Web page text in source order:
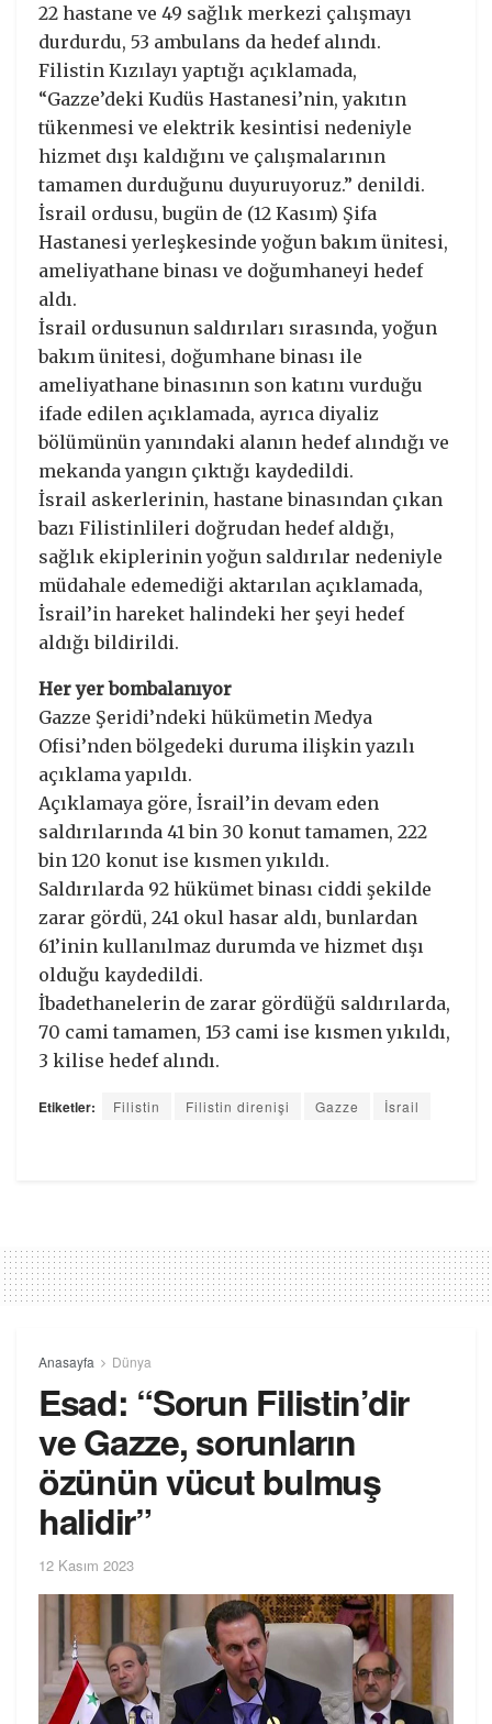
22 hastane ve 49 sağlık merkezi çalışmayı
durdurdu, 53 ambulans da hedef alındı.
Filistin Kızılayı yaptığı açıklamada,
“Gazze’deki Kudüs Hastanesi’nin, yakıtın
tükenmesi ve elektrik kesintisi nedeniyle
hizmet dışı kaldığını ve çalışmalarının
tamamen durduğunu duyuruyoruz.” denildi.
İsrail ordusu, bugün de (12 Kasım) Şifa
Hastanesi yerleşkesinde yoğun bakım ünitesi,
ameliyathane binası ve doğumhaneyi hedef
aldı.
İsrail ordusunun saldırıları sırasında, yoğun
bakım ünitesi, doğumhane binası ile
ameliyathane binasının son katını vurduğu
ifade edilen açıklamada, ayrıca diyaliz
bölümünün yanındaki alanın hedef alındığı ve
mekanda yangın çıktığı kaydedildi.
İsrail askerlerinin, hastane binasından çıkan
bazı Filistinlileri doğrudan hedef aldığı,
sağlık ekiplerinin yoğun saldırılar nedeniyle
müdahale edemediği aktarılan açıklamada,
İsrail’in hareket halindeki her şeyi hedef
aldığı bildirildi.
Her yer bombalanıyor
Gazze Şeridi’ndeki hükümetin Medya
Ofisi’nden bölgedeki duruma ilişkin yazılı
açıklama yapıldı.
Açıklamaya göre, İsrail’in devam eden
saldırılarında 41 bin 30 konut tamamen, 222
bin 120 konut ise kısmen yıkıldı.
Saldırılarda 92 hükümet binası ciddi şekilde
zarar gördü, 241 okul hasar aldı, bunlardan
61’inin kullanılmaz durumda ve hizmet dışı
olduğu kaydedildi.
İbadethanelerin de zarar gördüğü saldırılarda,
70 cami tamamen, 153 cami ise kısmen yıkıldı,
3 kilise hedef alındı.
Etiketler: Filistin Filistin direnişi Gazze İsrail
Anasayfa Dünya
Esad: “Sorun Filistin’dir
ve Gazze, sorunların
özünün vücut bulmuş
halidir”
12 Kasım 2023